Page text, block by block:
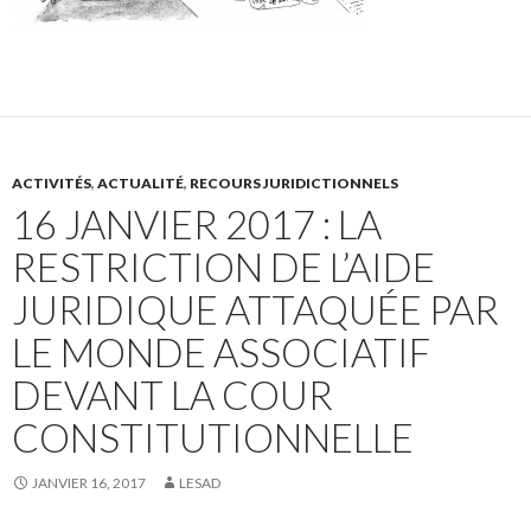
ACTIVITÉS, ACTUALITÉ, RECOURS JURIDICTIONNELS
16 JANVIER 2017 : LA
RESTRICTION DE L’AIDE
JURIDIQUE ATTAQUÉE PAR
LE MONDE ASSOCIATIF
DEVANT LA COUR
CONSTITUTIONNELLE
JANVIER 16, 2017 LESAD